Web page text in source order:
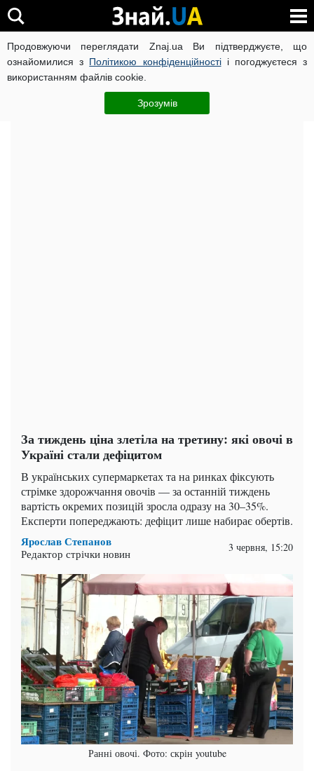
Продовжуючи переглядати Znaj.ua Ви підтверджуєте, що
ознайомилися з Політикою конфіденційностіі погоджуєтеся з
використанням файлів cookie.
Зрозумів
ВІЙНА РОСІЇ ПРОТИ УКРАЇНИ КОРОНАВІРУС В УКРАЇНІ
ЧИТАТЬ НА РУССКОМ
За тиждень ціна злетіла на третину: які овочі в
Україні стали дефіцитом
В українських супермаркетах та на ринках фіксують
стрімке здорожчання овочів — за останній тиждень
вартість окремих позицій зросла одразу на 30–35%.
Експерти попереджають: дефіцит лише набирає обертів.
Ярослав Степанов
Редактор стрічки новин 3 червня, 15:20
Ранні овочі. Фото: скрін youtube